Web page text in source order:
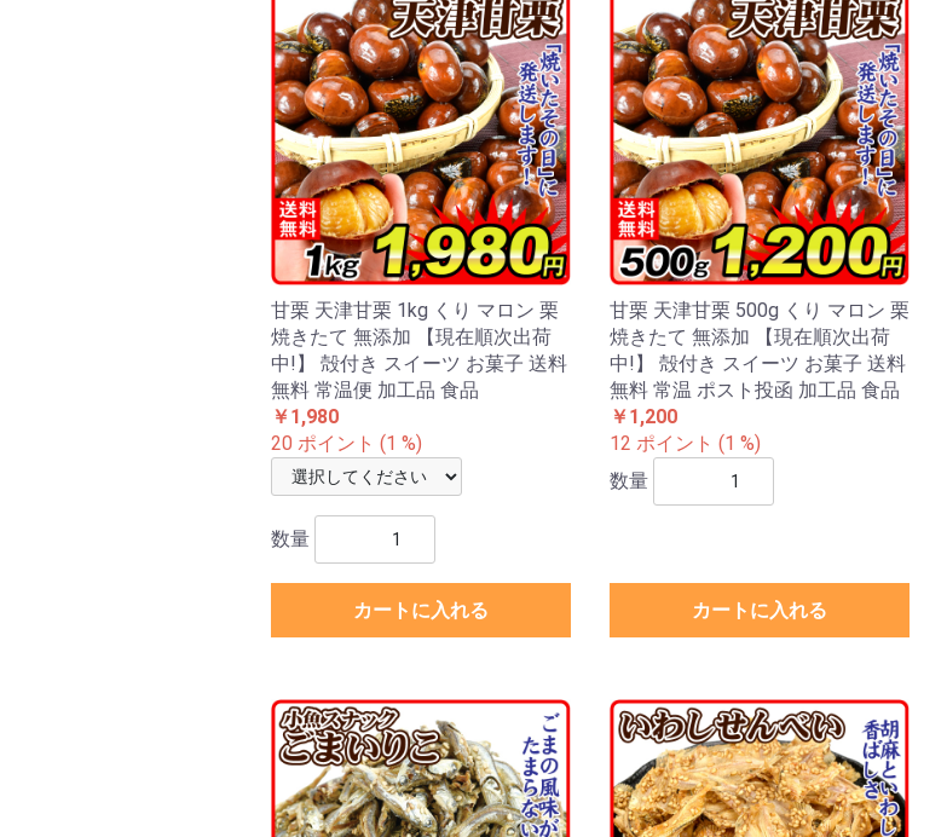
甘栗 天津甘栗 1kg くり マロン 栗
焼きたて 無添加 【現在順次出荷
中!】 殻付き スイーツ お菓子 送料
無料 常温便 加工品 食品
￥1,980
20 ポイント (1 %)
数量
カートに入れる
甘栗 天津甘栗 500g くり マロン 栗
焼きたて 無添加 【現在順次出荷
中!】 殻付き スイーツ お菓子 送料
無料 常温 ポスト投函 加工品 食品
￥1,200
12 ポイント (1 %)
数量
カートに入れる